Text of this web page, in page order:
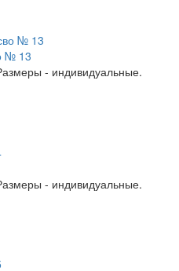
№ 13
- индивидуальные.
- индивидуальные.